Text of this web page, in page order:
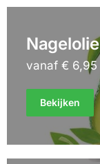
Nagelolie
vanaf € 6,95
Bekijken